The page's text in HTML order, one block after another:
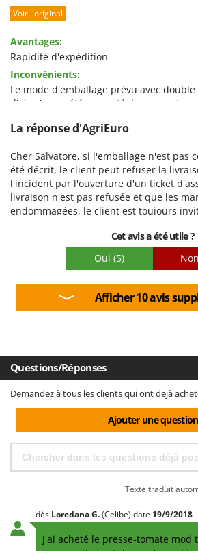
Prestations
Qualité / Prix
Facilité de montage
Emballage
Voir l'original
Avantages:
Rapidité d'expédition
Inconvénients:
Le mode d'emballage prévu avec
d'air n'a pas été respecté, le presse-
une chute ou un impact probable.
La réponse d'AgriEuro
Cher Salvatore, si l'emballage n'est pas
été décrit, le client peut refuser la
l'incident par l'ouverture d'un ticket
livraison n'est pas refusée et que les
endommagées, le client est toujours
Cet avis a été utile ?
Oui (5) Non
Afficher 10 avis
Questions/Réponses
Demandez à tous les clients qui ont dejà
Ajouter une question
Texte traduit
dès LoredanaG.(Celibe) date 19/9/2018
J'ai acheté le presse-tomate mod